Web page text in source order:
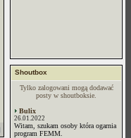
Shoutbox
Tylko zalogowani mogą dodawać
posty w shoutboksie.
Bulix
26.01.2022
Witam, szukam osoby która ogarnia
program FEMM.